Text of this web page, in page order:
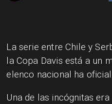
La serie entre Chile y
la Copa Davis está a un
elenco nacional ha
Una de las incógnitas